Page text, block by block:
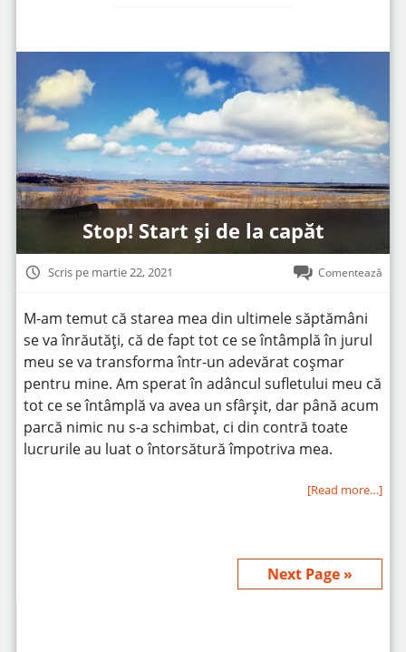
Stop! Start și de la capăt
Scris pe martie 22, 2021 Comentează
M-am temut că starea mea din ultimele săptămâni
se va înrăutăți, că de fapt tot ce se întâmplă în jurul
meu se va transforma într-un adevărat coșmar
pentru mine. Am sperat în adâncul sufletului meu că
tot ce se întâmplă va avea un sfârșit, dar până acum
parcă nimic nu s-a schimbat, ci din contră toate
lucrurile au luat o întorsătură împotriva mea.
[Read more…]
Next Page »